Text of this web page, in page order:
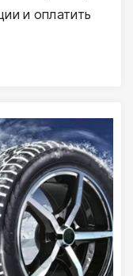
и оплатить